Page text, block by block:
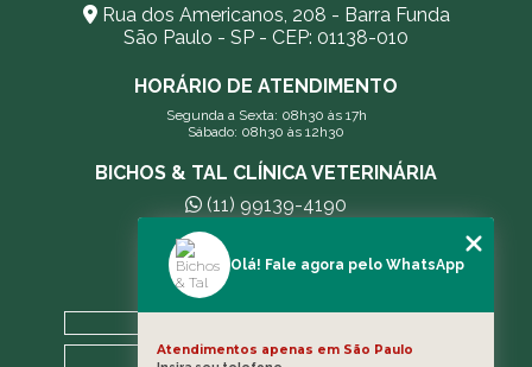
Rua dos Americanos, 208 - Barra Funda
São Paulo - SP - CEP: 01138-010
HORÁRIO DE ATENDIMENTO
Segunda a Sexta: 08h30 às 17h
Sábado: 08h30 às 12h30
BICHOS & TAL CLÍNICA VETERINÁRIA
(11) 99139-4190
andreleecitti5@gmail.com
A CLÍNICA
Olá! Fale agora pelo WhatsApp
Atendimentos apenas em São Paulo